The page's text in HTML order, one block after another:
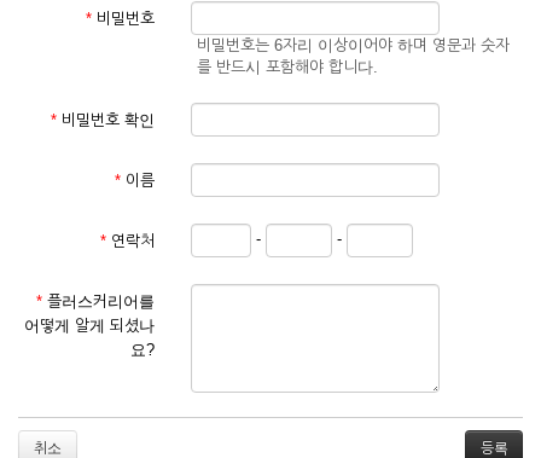
것으로 간주됩니다.
제3조 (약관의 외 준칙)
관계법령의 규정에 따릅니다.
① 서비스 이용계약은 서비스 이용 희망자가 본 약관에 동의한
를 심사, 승낙함으로써 성립하며, 회사는 신청자의 실명 확인 절
차를 밟을 수 있습니다.
② 회원가입시 입력한 ID는 변경할 수 없으며, 회원 1인당 한 개
의 ID가 발급됩니다. 부득이한 경우로 인해 변경하고자 하는 경
거절하거나 취소할 수 있으며, 실명으로 등록하지 않은 자의 일
* 비밀번호
비밀번호는 6자리 이상이어야 하며 영문과 숫자
를 반드시 포함해야 합니다.
* 비밀번호 확인
* 이름
* 연락처 - -
* 플러스커리어를
어떻게 알게 되셨나
요?
취소